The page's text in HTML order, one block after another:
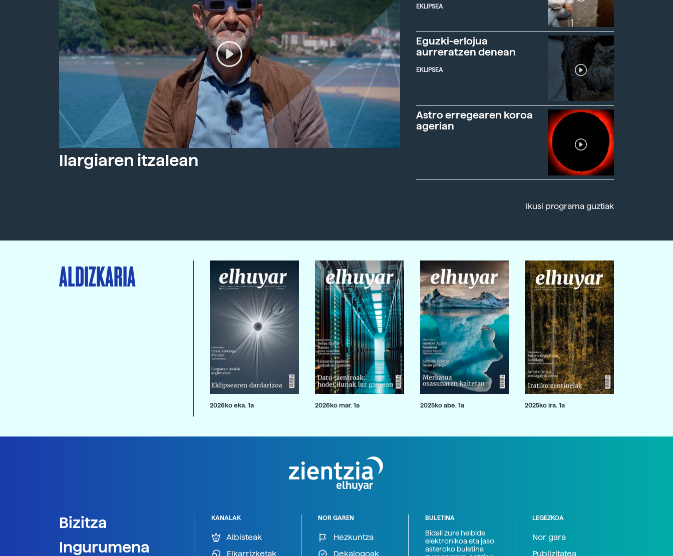
Ilargiaren itzalean
EKLIPSEA
Eguzki-erlojua
aurreratzen denean
EKLIPSEA
Astro erregearen koroa
agerian
Ikusi programa guztiak
ALDIZKARIA
2026ko eka. 1a 2026ko mar. 1a 2025ko abe. 1a 2025ko ira. 1a
Bizitza
Ingurumena
KANALAK
Albisteak
Elkarrizketak
NOR GAREN
Hezkuntza
Dekalogoak
BULETINA
Bidali zure helbide
elektronikoa eta jaso
asteroko buletina
LEGEZKOA
Nor gara
Publizitatea